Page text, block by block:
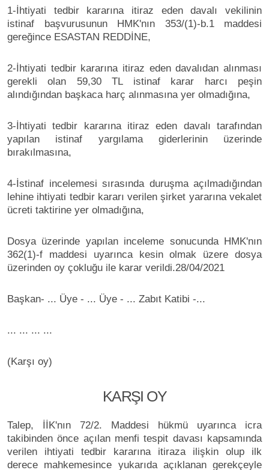
1-İhtiyati tedbir kararına itiraz eden davalı vekilinin
istinaf başvurusunun HMK'nın 353/(1)-b.1 maddesi
gereğince ESASTAN REDDİNE,
2-İhtiyati tedbir kararına itiraz eden davalıdan alınması
gerekli olan 59,30 TL istinaf karar harcı peşin
alındığından başkaca harç alınmasına yer olmadığına,
3-İhtiyati tedbir kararına itiraz eden davalı tarafından
yapılan istinaf yargılama giderlerinin üzerinde
bırakılmasına,
4-İstinaf incelemesi sırasında duruşma açılmadığından
lehine ihtiyati tedbir kararı verilen şirket yararına vekalet
ücreti taktirine yer olmadığına,
Dosya üzerinde yapılan inceleme sonucunda HMK'nın
362(1)-f maddesi uyarınca kesin olmak üzere dosya
üzerinden oy çokluğu ile karar verildi.28/04/2021
Başkan- ... Üye - ... Üye - ... Zabıt Katibi -...
... ... ... ...
(Karşı oy)
KARŞI OY
Talep, İİK'nın 72/2. Maddesi hükmü uyarınca icra
takibinden önce açılan menfi tespit davası kapsamında
verilen ihtiyati tedbir kararına itiraza ilişkin olup ilk
derece mahkemesince yukarıda açıklanan gerekçeyle